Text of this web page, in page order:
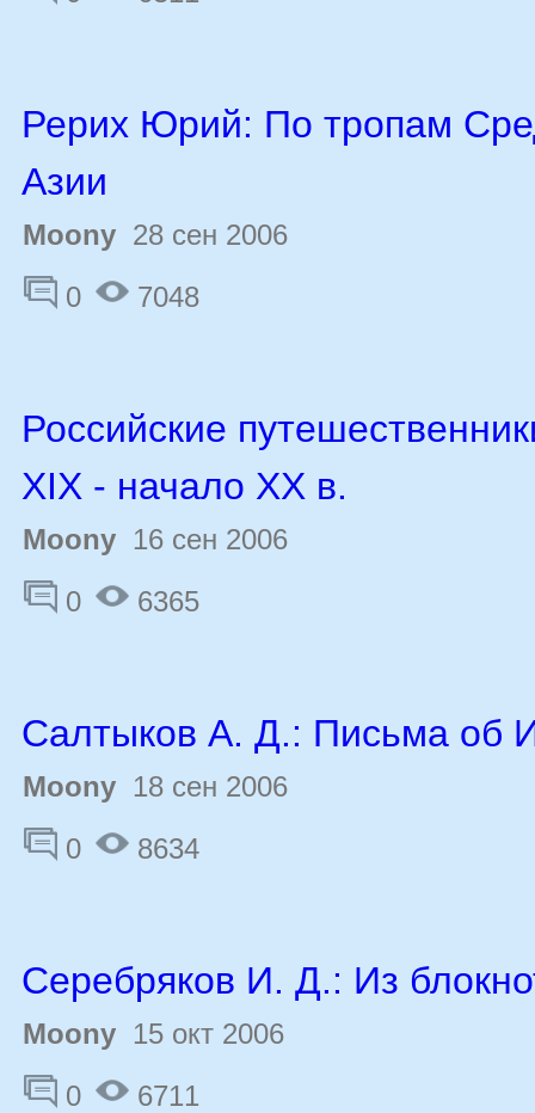
Рерих Юрий: По тропам
Азии
Moony 28 сен 2006
0
7048
Российские
XIX - начало ХХ в.
Moony 16 сен 2006
0
6365
Салтыков А. Д.: Письма об
Moony 18 сен 2006
0
8634
Серебряков И. Д.: Из
Moony 15 окт 2006
0
6711